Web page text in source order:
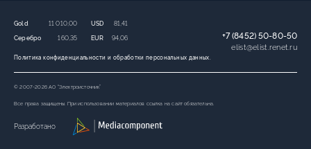
Политика конфиденциальности и обработки персональных данных.
Gold 11 010,00
Серебро 160,35
USD 81,41
EUR 94,06 +7 (8452) 50-80-50
elist@elist.renet.ru
© 2007-2026 АО “Электроисточник”
Все права защищены. При использовании материалов ссылка на сайт обязательна.
Разработано